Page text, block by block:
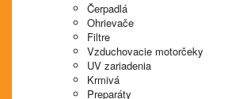
Čerpadlá
Ohrievače
Filtre
Vzduchovacie motorčeky
UV zariadenia
Krmivá
Preparáty